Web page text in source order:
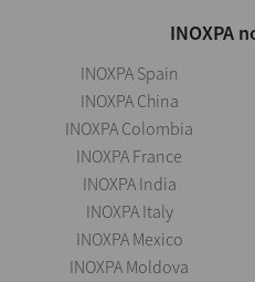
INOXPA
INOXPA Spain
INOXPA China
INOXPA Colombia
INOXPA France
INOXPA India
INOXPA Italy
INOXPA Mexico
INOXPA Moldova